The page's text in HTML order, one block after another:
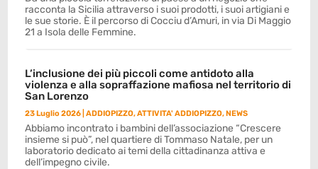
racconta la Sicilia attraverso i suoi prodotti, i suoi artigiani e
le sue storie. È il percorso di Cocciu d’Amuri, in via Di Maggio
21 a Isola delle Femmine.
L’inclusione dei più piccoli come antidoto alla
violenza e alla sopraffazione mafiosa nel territorio di
San Lorenzo
23 Luglio 2026 |ADDIOPIZZO,ATTIVITA' ADDIOPIZZO,NEWS
Abbiamo incontrato i bambini dell’associazione “Crescere
insieme si può”, nel quartiere di Tommaso Natale, per un
laboratorio dedicato ai temi della cittadinanza attiva e
dell’impegno civile.